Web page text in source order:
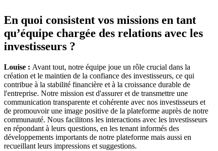
En quoi consistent vos missions en tant
qu’équipe chargée des relations avec les
investisseurs ?
Louise : Avant tout, notre équipe joue un rôle crucial dans la
création et le maintien de la confiance des investisseurs, ce qui
contribue à la stabilité financière et à la croissance durable de
l'entreprise. Notre mission est d'assurer et de transmettre une
communication transparente et cohérente avec nos investisseurs et
de promouvoir une image positive de la plateforme auprès de notre
communauté. Nous facilitons les interactions avec les investisseurs
en répondant à leurs questions, en les tenant informés des
développements importants de notre plateforme mais aussi en
recueillant leurs impressions et suggestions.